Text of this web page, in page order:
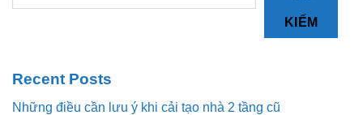
KIẾM
Recent Posts
Những điều cần lưu ý khi cải tạo nhà 2 tầng cũ